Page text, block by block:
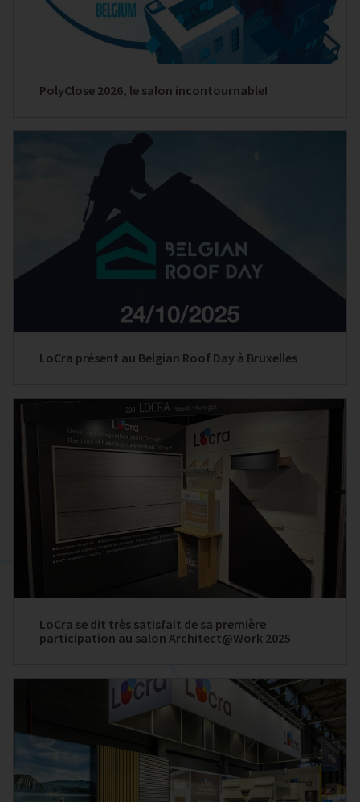
PolyClose 2026, le salon incontournable!
LoCra présent au Belgian Roof Day à Bruxelles
LoCra se dit très satisfait de sa première
participation au salon Architect@Work 2025